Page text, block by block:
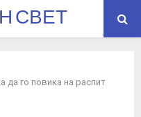
СВЕТ
го повика на распит